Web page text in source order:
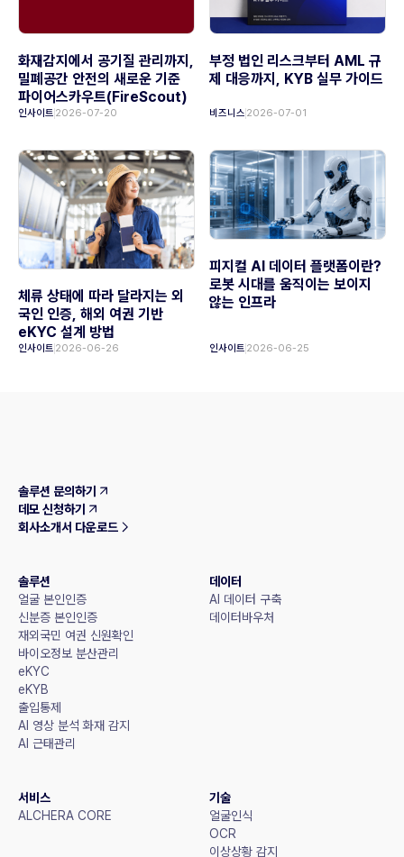
화재감지에서 공기질 관리까지,
밀폐공간 안전의 새로운 기준
파이어스카우트(FireScout)
인사이트 2026-07-20
부정 법인 리스크부터 AML 규
제 대응까지, KYB 실무 가이드
비즈니스 2026-07-01
체류 상태에 따라 달라지는 외
국인 인증, 해외 여권 기반
eKYC 설계 방법
인사이트 2026-06-26
피지컬 AI 데이터 플랫폼이란?
로봇 시대를 움직이는 보이지
않는 인프라
인사이트 2026-06-25
솔루션 문의하기
데모 신청하기
회사소개서 다운로드
솔루션
얼굴 본인인증
신분증 본인인증
재외국민 여권 신원확인
바이오정보 분산관리
eKYC
eKYB
출입통제
AI 영상 분석 화재 감지
AI 근태관리
데이터
AI 데이터 구축
데이터바우처
서비스
ALCHERA CORE
기술
얼굴인식
OCR
이상상황 감지